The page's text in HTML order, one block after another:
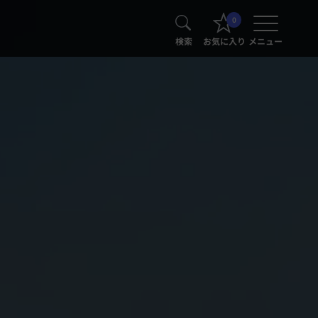
検索
0
お気に入り メニュー